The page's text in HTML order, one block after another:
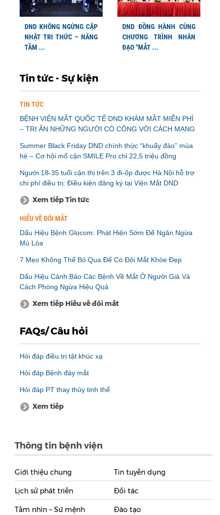
DND KHÔNG NGỪNG CẬP
NHẬT TRI THỨC – NÂNG
TẦM ...
DND ĐỒNG HÀNH CÙNG
CHƯƠNG TRÌNH NHÂN
ĐẠO “MẮT ...
Tin tức - Sự kiện
TIN TỨC
BỆNH VIỆN MẮT QUỐC TẾ DND KHÁM MẮT MIỄN PHÍ
– TRI ÂN NHỮNG NGƯỜI CÓ CÔNG VỚI CÁCH MẠNG
Summer Black Friday DND chính thức “khuấy đảo” mùa
hè – Cơ hội mổ cận SMILE Pro chỉ 22,5 triệu đồng
Người 18-35 tuổi cận thị trên 3 đi-ốp được Hà Nội hỗ trợ
chi phí điều trị: Điều kiện đăng ký tại Viện Mắt DND
Xem tiếp Tin tức
HIỂU VỀ ĐÔI MẮT
Dấu Hiệu Bệnh Glocom: Phát Hiện Sớm Để Ngăn Ngừa
Mù Lòa
7 Mẹo Không Thể Bỏ Qua Để Có Đôi Mắt Khỏe Đẹp
Dấu Hiệu Cảnh Báo Các Bệnh Về Mắt Ở Người Già Và
Cách Phòng Ngừa Hiệu Quả
Xem tiếp Hiểu về đôi mắt
FAQs/ Câu hỏi
Hỏi đáp điều trị tật khúc xạ
Hỏi đáp Bệnh đáy mắt
Hỏi đáp PT thay thủy tinh thể
Xem tiếp
Thông tin bệnh viện
Giới thiệu chung
Lịch sử phát triển
Tầm nhìn – Sứ mệnh
Tin tuyển dụng
Đối tác
Đào tạo